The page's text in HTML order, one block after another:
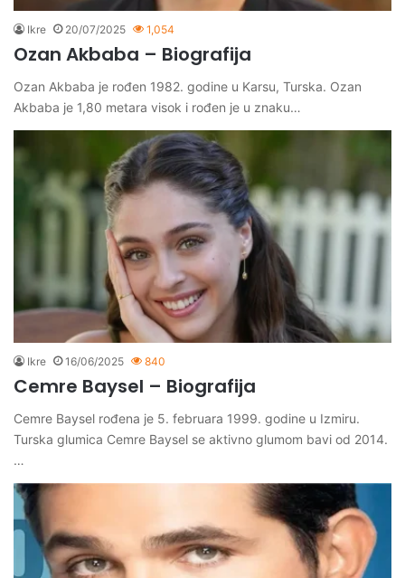
Ikre 20/07/2025 1,054
Ozan Akbaba – Biografija
Ozan Akbaba je rođen 1982. godine u Karsu, Turska. Ozan
Akbaba je 1,80 metara visok i rođen je u znaku…
Ikre 16/06/2025 840
Cemre Baysel – Biografija
Cemre Baysel rođena je 5. februara 1999. godine u Izmiru.
Turska glumica Cemre Baysel se aktivno glumom bavi od 2014.
…